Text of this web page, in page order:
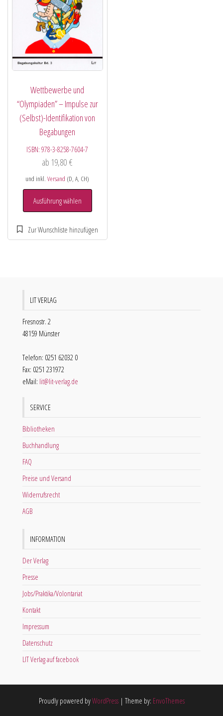
Wettbewerbe und
“Olympiaden” – Impulse zur
(Selbst)-Identifikation von
Begabungen
ISBN:978-3-8258-7604-7
ab 19,80€
und inkl.Versand (D, A, CH)
Ausführung wählen
LIT VERLAG
Fresnostr. 2
48159 Münster
Telefon: 0251 62032 0
Fax: 0251 231972
eMail: lit@lit-verlag.de
SERVICE
Bibliotheken
Buchhandlung
FAQ
Preise und Versand
Widerrufsrecht
AGB
INFORMATION
Der Verlag
Presse
Jobs/Praktika/Volontariat
Kontakt
Impressum
Datenschutz
LIT Verlag auf facebook
Proudly powered byWordPress | Theme by: EnvoThemes